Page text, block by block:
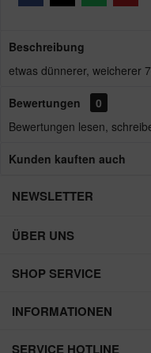
Beschreibung
etwas dünnerer, weicherer
Bewertungen
0
Bewertungen lesen,
Kunden kauften auch
NEWSLETTER
ÜBER UNS
SHOP SERVICE
INFORMATIONEN
SERVICE HOTLINE